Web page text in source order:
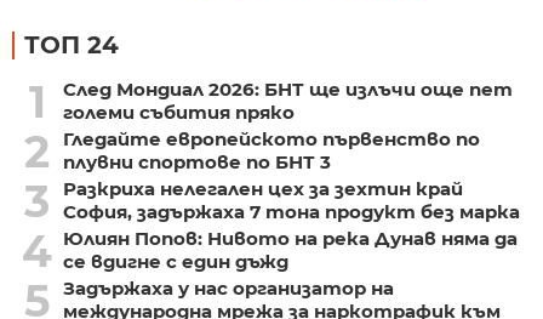
ТОП 24
1
След Мондиал 2026: БНТ ще излъчи още пет
големи събития пряко
2
Гледайте европейското първенство по
плувни спортове по БНТ 3
3
Разкриха нелегален цех за зехтин край
София, задържаха 7 тона продукт без марка
4 Юлиян Попов: Нивото на река Дунав няма да
се вдигне с един дъжд
5 Задържаха у нас организатор на
международна мрежа за наркотрафик към